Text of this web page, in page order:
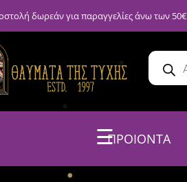
δωρεάν για παραγγελίες άνω των 50€
☰ΠΡΟΙΟΝΤΑ